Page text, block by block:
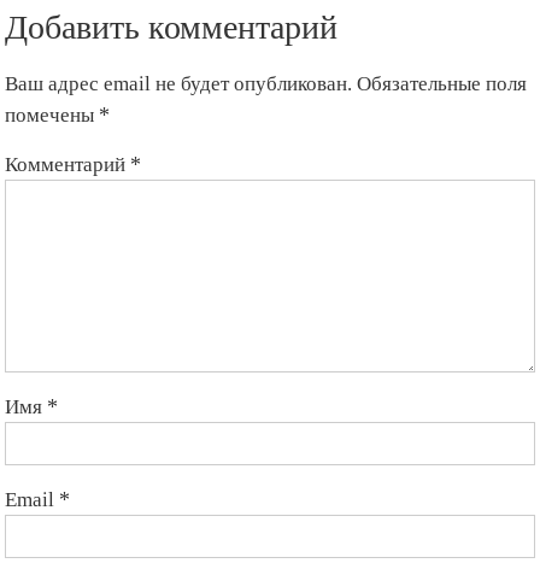
Добавить комментарий
Ваш адрес email не будет опубликован. Обязательные поля
помечены *
Комментарий *
Имя *
Email *